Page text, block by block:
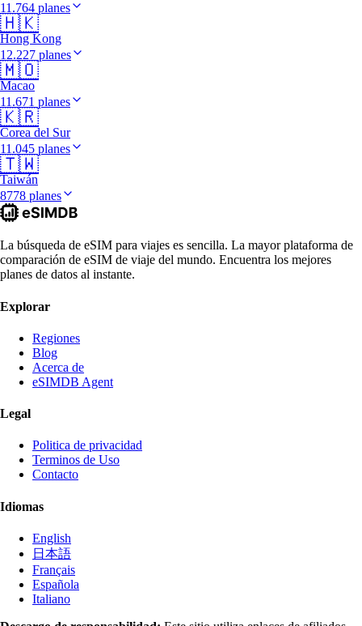
11.764 planes
🇭🇰
Hong Kong
12.227 planes
🇲🇴
Macao
11.671 planes
🇰🇷
Corea del Sur
11.045 planes
🇹🇼
Taiwán
8778 planes
La búsqueda de eSIM para viajes es sencilla. La mayor plataforma de
comparación de eSIM de viaje del mundo. Encuentra los mejores
planes de datos al instante.
Explorar
Regiones
Blog
Acerca de
eSIMDB Agent
Legal
Politica de privacidad
Terminos de Uso
Contacto
Idiomas
English
日本語
Français
Española
Italiano